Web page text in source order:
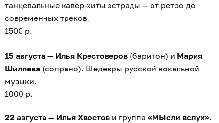
танцевальные кавер-хиты эстрады — от ретро до
современных треков.
1500 р.
15 августа — Илья Крестоверов (баритон) и Мария
Шиляева (сопрано). Шедевры русской вокальной
музыки.
1000 р.
22 августа — Илья Хвостов и группа «МЫсли вслух».